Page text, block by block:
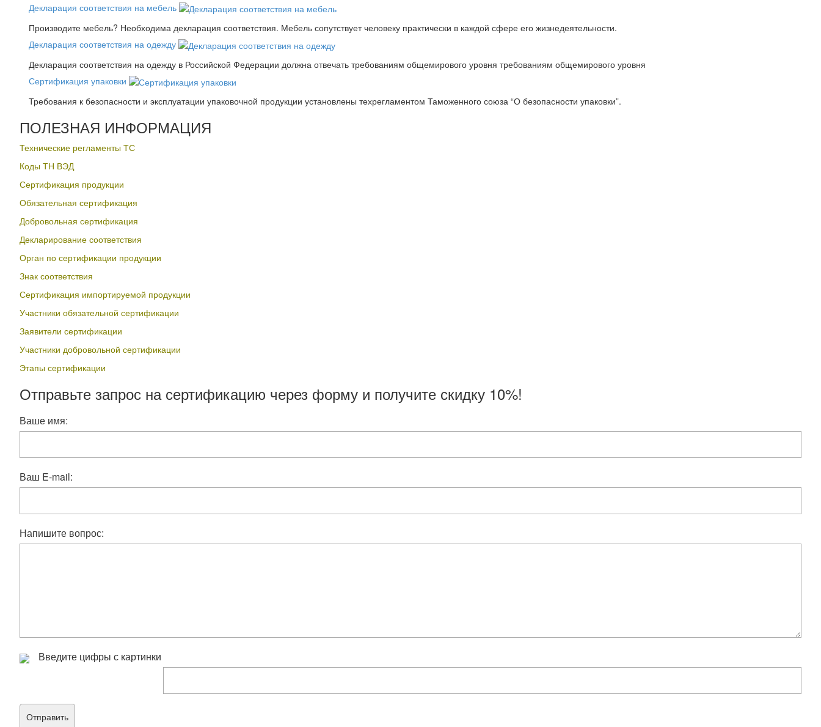
Декларация соответствия на мебель
Производите мебель? Необходима декларация соответствия. Мебель сопутствует человеку практически в каждой сфере его жизнедеятельности.
Декларация соответствия на одежду
Декларация соответствия на одежду в Российской Федерации должна отвечать требованиям общемирового уровня требованиям общемирового уровня
Сертификация упаковки
Требования к безопасности и эксплуатации упаковочной продукции установлены техрегламентом Таможенного союза “О безопасности упаковки”.
ПОЛЕЗНАЯ ИНФОРМАЦИЯ
Технические регламенты ТС
Коды ТН ВЭД
Сертификация продукции
Обязательная сертификация
Добровольная сертификация
Декларирование соответствия
Орган по сертификации продукции
Знак соответствия
Сертификация импортируемой продукции
Участники обязательной сертификации
Заявители сертификации
Участники добровольной сертификации
Этапы сертификации
Отправьте запрос на сертификацию через форму и получите скидку 10%!
Ваше имя:
Ваш E-mail:
Напишите вопрос:
Введите цифры с картинки